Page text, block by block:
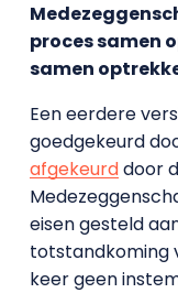
proces samen
samen
Een eerdere
goedgekeurd
afgekeurddoor
eisen gesteld
totstandkoming
keer geen